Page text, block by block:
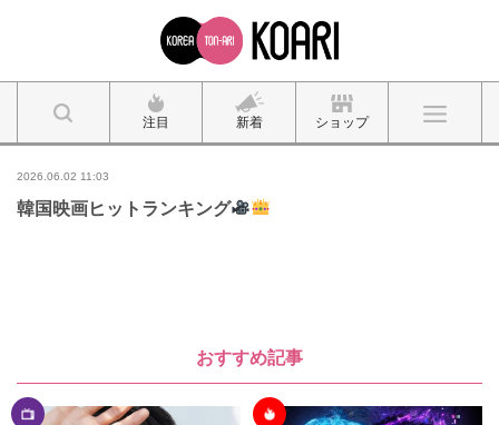
注目 新着 ショップ
2026.06.02 11:03
韓国映画ヒットランキング
おすすめ記事